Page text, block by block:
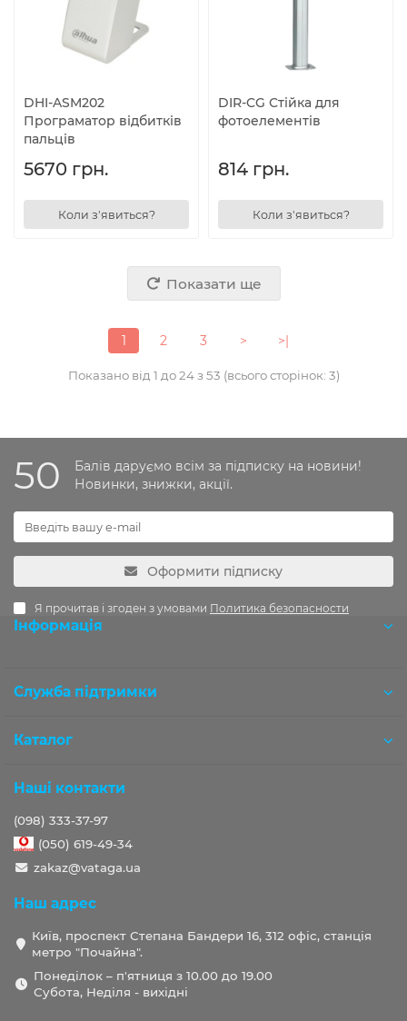
DHI-ASM202
Програматор відбитків
пальців
5670 грн.
Коли з'явиться?
DIR-CG Стійка для
фотоелементів
814 грн.
Коли з'явиться?
Показати ще
1 2 3 > >|
Показано від 1 до 24 з 53 (всього сторінок: 3)
50
Балів даруємо всім за підписку на новини!
Новинки, знижки, акції.
Оформити підписку
Я прочитав і згоден з умовами Политика безопасности
Інформація
Служба підтримки
Каталог
Наші контакти
(098) 333-37-97
(050) 619-49-34
zakaz@vataga.ua
Наш адрес
Київ, проспект Степана Бандери 16, 312 офіс, станція
метро "Почайна".
Понеділок – п'ятниця з 10.00 до 19.00
Субота, Неділя - вихідні